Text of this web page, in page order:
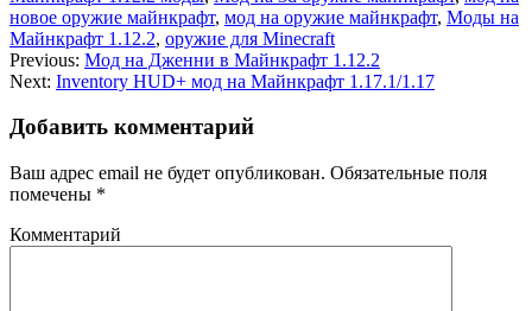
новое оружие майнкрафт, мод на оружие майнкрафт, Моды на
Майнкрафт 1.12.2, оружие для Minecraft
Previous: Мод на Дженни в Майнкрафт 1.12.2
Next: Inventory HUD+ мод на Майнкрафт 1.17.1/1.17
Добавить комментарий
Ваш адрес email не будет опубликован. Обязательные поля
помечены *
Комментарий